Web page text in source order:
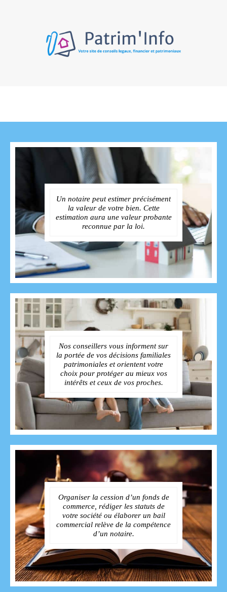
Un notaire peut estimer précisément
la valeur de votre bien. Cette
estimation aura une valeur probante
reconnue par la loi.
Nos conseillers vous informent sur
la portée de vos décisions familiales
patrimoniales et orientent votre
choix pour protéger au mieux vos
intérêts et ceux de vos proches.
Organiser la cession d’un fonds de
commerce, rédiger les statuts de
votre société ou élaborer un bail
commercial relève de la compétence
d’un notaire.